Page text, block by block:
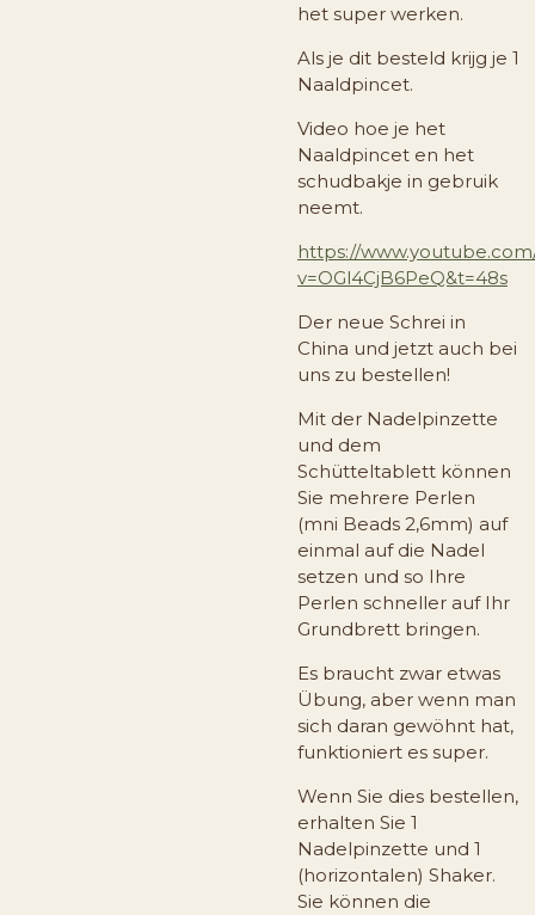
het super werken.
Als je dit besteld krijg je 1
Naaldpincet.
Video hoe je het
Naaldpincet en het
schudbakje in gebruik
neemt.
https://
v=OGl4CjB6PeQ&t=48s
Der neue Schrei in
China und jetzt auch bei
uns zu bestellen!
Mit der Nadelpinzette
und dem
Schütteltablett können
Sie mehrere Perlen
(mni Beads 2,6mm) auf
einmal auf die Nadel
setzen und so Ihre
Perlen schneller auf Ihr
Grundbrett bringen.
Es braucht zwar etwas
Übung, aber wenn man
sich daran gewöhnt hat,
funktioniert es super.
Wenn Sie dies bestellen,
erhalten Sie 1
Nadelpinzette und 1
(horizontalen) Shaker.
Sie können die